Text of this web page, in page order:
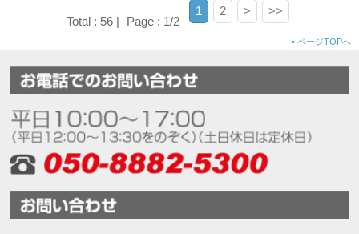
Total : 56 | Page : 1/2
1 2 > >>
• ページTOPへ